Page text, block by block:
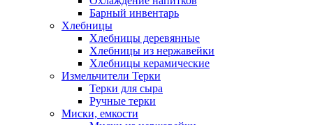
Барный инвентарь
Хлебницы
Хлебницы деревянные
Хлебницы из нержавейки
Хлебницы керамические
Измельчители Терки
Терки для сыра
Ручные терки
Миски, емкости